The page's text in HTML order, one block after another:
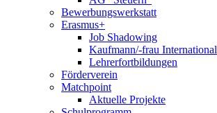
Bewerbungswerkstatt
Erasmus+
Job Shadowing
Kaufmann/-frau International
Lehrerfortbildungen
Förderverein
Matchpoint
Aktuelle Projekte